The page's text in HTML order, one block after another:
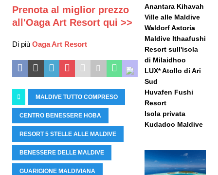
Prenota al miglior prezzo
all'Oaga Art Resort qui >>
Di più Oaga Art Resort
MALDIVE TUTTO COMPRESO
CENTRO BENESSERE HOBA
RESORT 5 STELLE ALLE MALDIVE
BENESSERE DELLE MALDIVE
GUARIGIONE MALDIVIANA
Anantara Kihavah
Ville alle Maldive
Waldorf Astoria
Maldive Ithaafushi
Resort sull'isola
di Milaidhoo
LUX* Atollo di Ari
Sud
Huvafen Fushi
Resort
Isola privata
Kudadoo Maldive